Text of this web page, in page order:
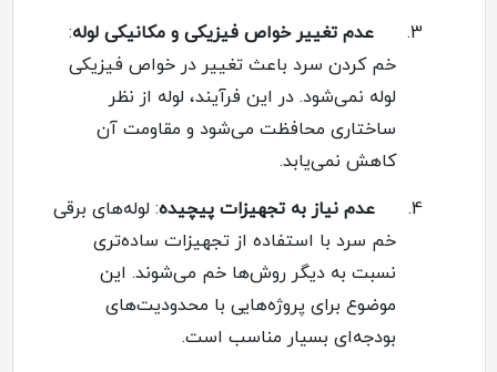
3.
عدم تغییر خواص فیزیکی و مکانیکی لوله:
خم کردن سرد باعث تغییر در خواص فیزیکی
لوله نمی‌شود. در این فرآیند، لوله از نظر
ساختاری محافظت می‌شود و مقاومت آن
کاهش نمی‌یابد.
4.
عدم نیاز به تجهیزات پیچیده: لوله‌های برقی
خم سرد با استفاده از تجهیزات ساده‌تری
نسبت به دیگر روش‌ها خم می‌شوند. این
موضوع برای پروژه‌هایی با محدودیت‌های
بودجه‌ای بسیار مناسب است.